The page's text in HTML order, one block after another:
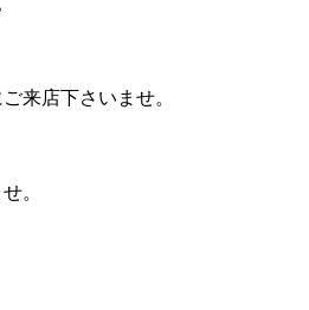
来店下さいませ。
。